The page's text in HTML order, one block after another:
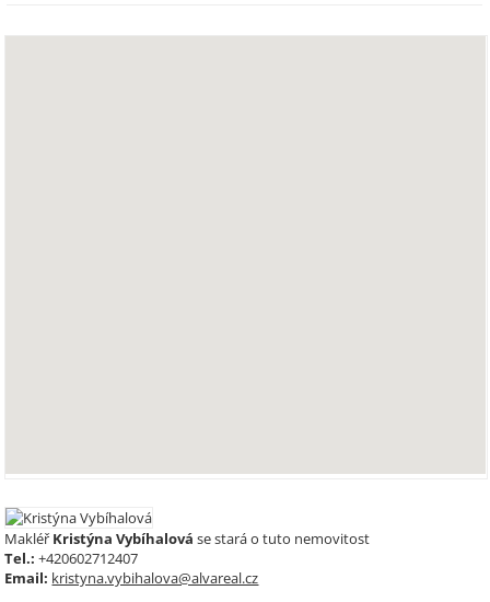
Makléř Kristýna Vybíhalová se stará o tuto nemovitost
Tel.: +420602712407
Email: kristyna.vybihalova@alvareal.cz